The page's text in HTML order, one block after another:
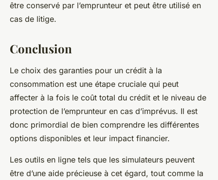
être conservé par l’emprunteur et peut être utilisé en
cas de litige.
Conclusion
Le choix des garanties pour un crédit à la
consommation est une étape cruciale qui peut
affecter à la fois le coût total du crédit et le niveau de
protection de l’emprunteur en cas d’imprévus. Il est
donc primordial de bien comprendre les différentes
options disponibles et leur impact financier.
Les outils en ligne tels que les simulateurs peuvent
être d’une aide précieuse à cet égard, tout comme la